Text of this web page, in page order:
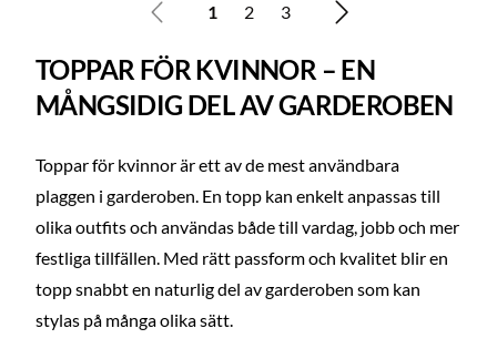
1 2 3
TOPPAR FÖR KVINNOR – EN
MÅNGSIDIG DEL AV GARDEROBEN
Toppar för kvinnor är ett av de mest användbara
plaggen i garderoben. En topp kan enkelt anpassas till
olika outfits och användas både till vardag, jobb och mer
festliga tillfällen. Med rätt passform och kvalitet blir en
topp snabbt en naturlig del av garderoben som kan
stylas på många olika sätt.